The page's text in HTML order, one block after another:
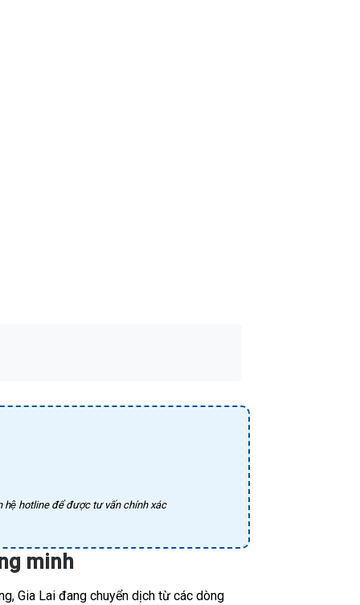
hệ hotline để được tư vấn chính xác
minh
Gia Lai đang chuyển dịch từ các dòng